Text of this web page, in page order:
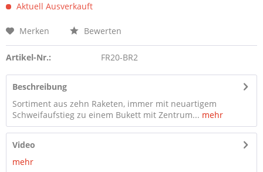
Aktuell Ausverkauft
Merken Bewerten
Artikel-Nr.: FR20-BR2
Beschreibung
Sortiment aus zehn Raketen, immer mit neuartigem
Schweifaufstieg zu einem Bukett mit Zentrum... mehr
Video
mehr